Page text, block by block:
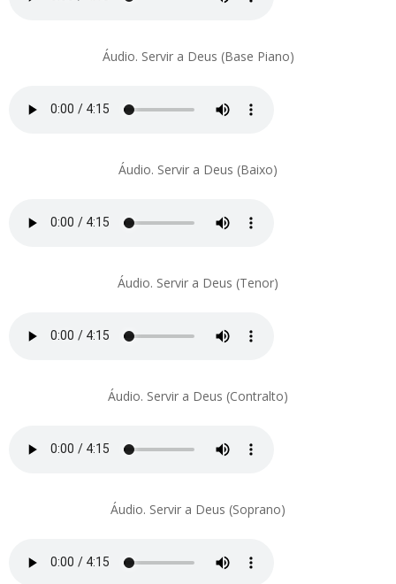
Áudio. Servir a Deus (Base Piano)
Áudio. Servir a Deus (Baixo)
Áudio. Servir a Deus (Tenor)
Áudio. Servir a Deus (Contralto)
Áudio. Servir a Deus (Soprano)